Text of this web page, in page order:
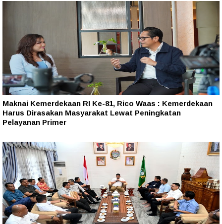
Maknai Kemerdekaan RI Ke-81, Rico Waas : Kemerdekaan
Harus Dirasakan Masyarakat Lewat Peningkatan
Pelayanan Primer